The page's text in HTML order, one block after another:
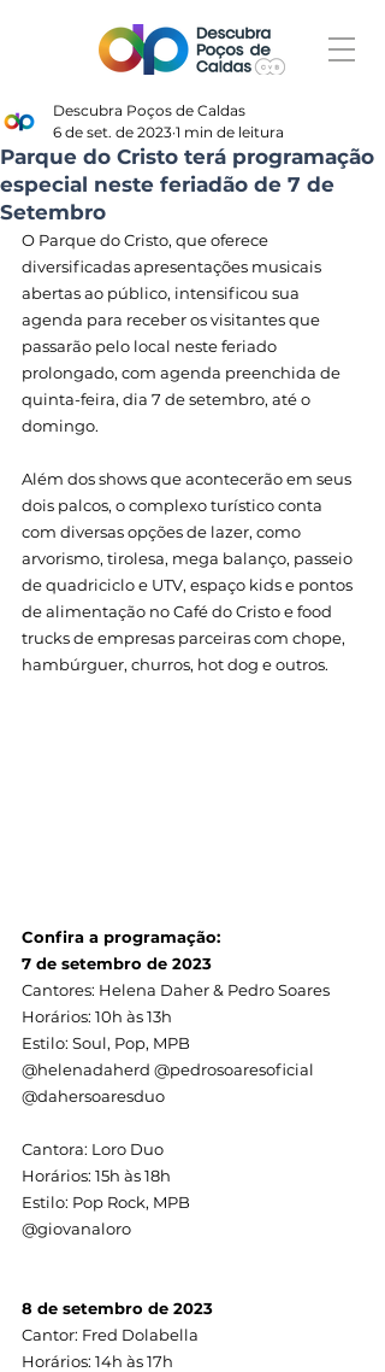
Parque do Cristo terá programação
especial neste feriadão de 7 de
Setembro
Descubra Poços de Caldas
6 de set. de 2023 1 min de leitura
O Parque do Cristo, que oferece
diversificadas apresentações musicais
abertas ao público, intensificou sua
agenda para receber os visitantes que
passarão pelo local neste feriado
prolongado, com agenda preenchida de
quinta-feira, dia 7 de setembro, até o
domingo.
Além dos shows que acontecerão em seus
dois palcos, o complexo turístico conta
com diversas opções de lazer, como
arvorismo, tirolesa, mega balanço, passeio
de quadriciclo e UTV, espaço kids e pontos
de alimentação no Café do Cristo e food
trucks de empresas parceiras com chope,
hambúrguer, churros, hot dog e outros.
Confira a programação:
7 de setembro de 2023
Cantores: Helena Daher & Pedro Soares
Horários: 10h às 13h
Estilo: Soul, Pop, MPB
@helenadaherd @pedrosoaresoficial
@dahersoaresduo
Cantora: Loro Duo
Horários: 15h às 18h
Estilo: Pop Rock, MPB
@giovanaloro
8 de setembro de 2023
Cantor: Fred Dolabella
Horários: 14h às 17h